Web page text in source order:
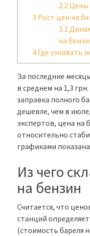
2.2 Цены
3 Рост цен на
3.1
на
4 Где узнавать
За последние
в среднем на 1,3
заправка полного
дешевле, чем в
экспертов, цена на
относительно
графиками
Из чего
на бензин
Считается, что
станций
(стоимость бареля